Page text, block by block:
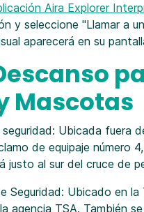
Aira Explorer
y seleccione "Llamar a
aparecerá en su
Mascotas
Ubicada fuera
de equipaje número
justo al sur del cruce de
Seguridad: Ubicado en
agencia TSA. También